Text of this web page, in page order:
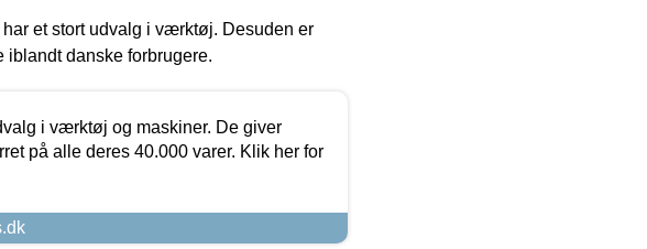
har et stort udvalg i værktøj. Desuden er
danske forbrugere.
i værktøj og maskiner. De giver
på alle deres 40.000 varer. Klik her for